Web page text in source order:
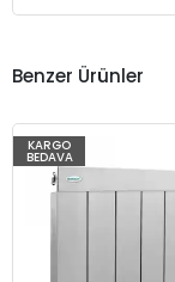
Benzer Ürünler
KARGO
BEDAVA